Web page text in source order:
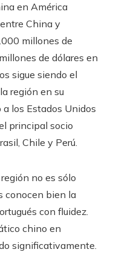
en América
China y
millones de
de dólares en
sigue siendo el
región en su
los Estados Unidos
principal socio
Chile y Perú.
no es sólo
conocen bien la
con fluidez.
chino en
significativamente.